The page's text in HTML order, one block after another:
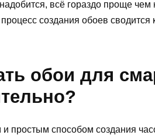
всё гораздо проще чем
создания обоев
обои для
простым способом создания